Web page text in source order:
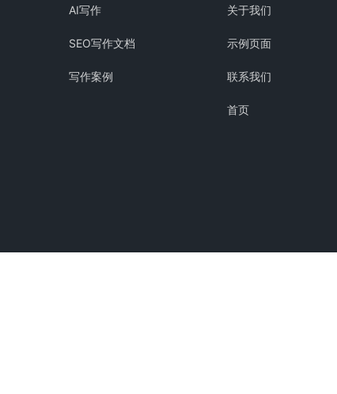
AI写作
SEO写作文档
写作案例
关于我们
示例页面
联系我们
首页